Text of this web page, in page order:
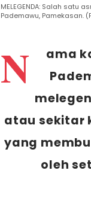
MELEGENDA: Salah satu
Pademawu, Pamekasan.
N
ama
atau sekitar
yang
oleh